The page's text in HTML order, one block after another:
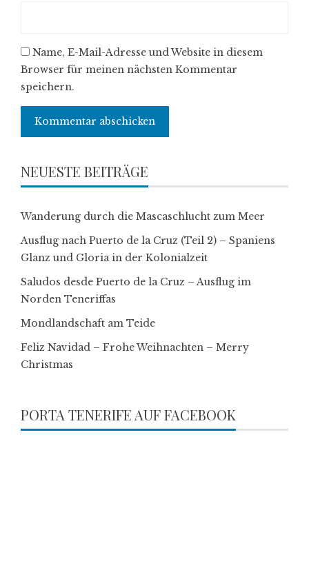
Name, E-Mail-Adresse und Website in diesem
Browser für meinen nächsten Kommentar
speichern.
NEUESTE BEITRÄGE
Wanderung durch die Mascaschlucht zum Meer
Ausflug nach Puerto de la Cruz (Teil 2) – Spaniens
Glanz und Gloria in der Kolonialzeit
Saludos desde Puerto de la Cruz – Ausflug im
Norden Teneriffas
Mondlandschaft am Teide
Feliz Navidad – Frohe Weihnachten – Merry
Christmas
PORTA TENERIFE AUF FACEBOOK